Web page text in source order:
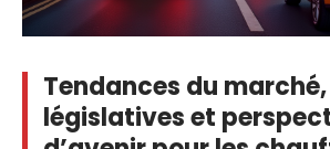
Tendances du
législatives et